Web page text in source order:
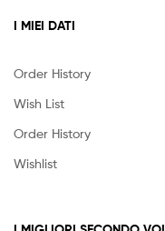
I MIEI DATI
Order History
Wish List
Order History
Wishlist